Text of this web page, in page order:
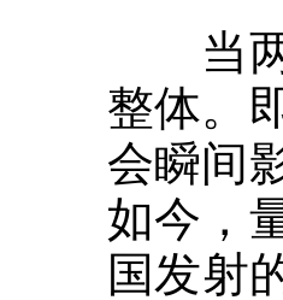
当两
整体。
会瞬间
如今，
国发射